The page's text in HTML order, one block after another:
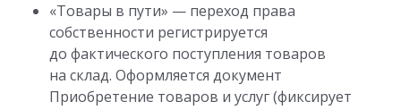
«Товары в пути» — переход права
собственности регистрируется
до фактического поступления товаров
на склад. Оформляется документ
Приобретение товаров и услуг (фиксирует